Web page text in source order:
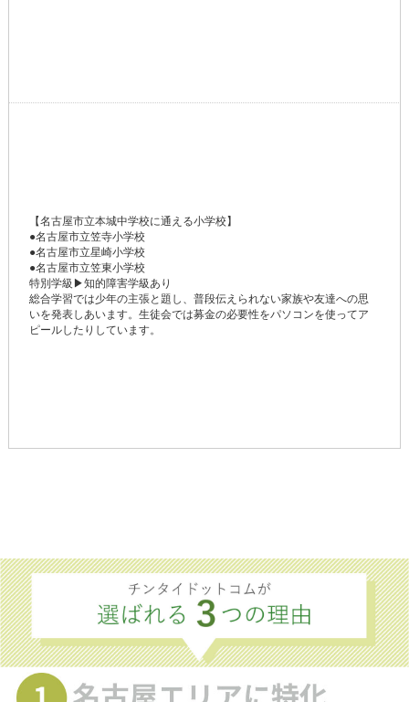
【名古屋市立本城中学校に通える小学校】
●名古屋市立笠寺小学校
●名古屋市立星崎小学校
●名古屋市立笠東小学校
特別学級▶知的障害学級あり
総合学習では少年の主張と題し、普段伝えられない家族や友達への思
いを発表しあいます。生徒会では募金の必要性をパソコンを使ってア
ピールしたりしています。